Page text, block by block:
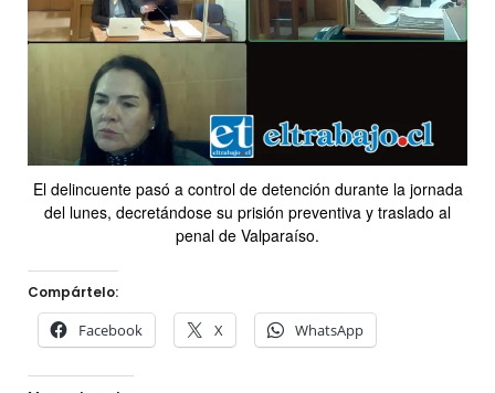
El delincuente pasó a control de detención durante la jornada
del lunes, decretándose su prisión preventiva y traslado al
penal de Valparaíso.
Compártelo:
Facebook X WhatsApp